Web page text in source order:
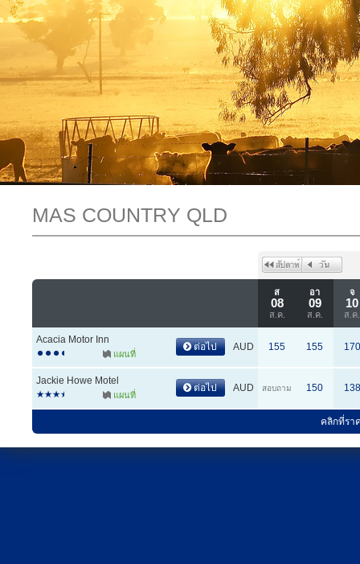
MAS COUNTRY QLD
ส
08
ส.ค.
อา
09
ส.ค.
จ
10
ส.ค.
Acacia Motor Inn
แผนที่
ต่อไป AUD 155 155 170
Jackie Howe Motel
แผนที่
ต่อไป AUD สอบถาม 150 138
คลิกที่รา